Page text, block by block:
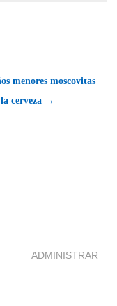
menores moscovitas
cerveza →
ADMINISTRAR